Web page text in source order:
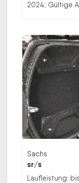
2024; Gültige
Sachs
sr/s
Laufleistung: